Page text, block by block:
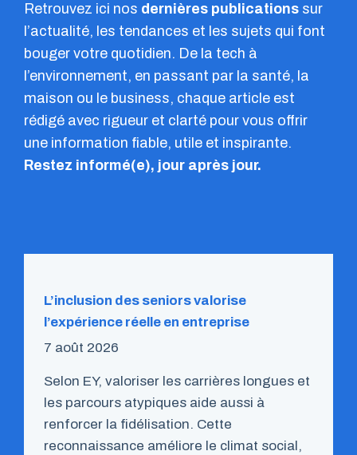
Retrouvez ici nos dernières publications sur
l’actualité, les tendances et les sujets qui font
bouger votre quotidien. De la tech à
l’environnement, en passant par la santé, la
maison ou le business, chaque article est
rédigé avec rigueur et clarté pour vous offrir
une information fiable, utile et inspirante.
Restez informé(e), jour après jour.
L’inclusion des seniors valorise
l’expérience réelle en entreprise
7 août 2026
Selon EY, valoriser les carrières longues et
les parcours atypiques aide aussi à
renforcer la fidélisation. Cette
reconnaissance améliore le climat social,